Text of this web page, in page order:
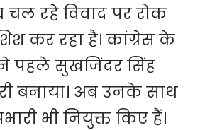
रहे विवाद पर रोक
कर रहा है। कांग्रेस के
ने पहले सुखजिंदर सिंह
बनाया। अब उनके साथ
भी नियुक्त किए हैं।